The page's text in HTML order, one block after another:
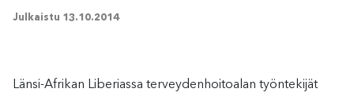
Julkaistu 13.10.2014
Länsi-Afrikan Liberiassa terveydenhoitoalan työntekijät